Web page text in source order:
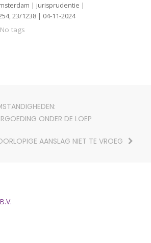
| jurisprudentie |
23/1238 | 04-11-2024
No tags
ONDER DE LOEP
AANSLAG NIET TE VROEG